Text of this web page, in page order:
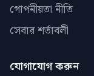
গোপনীয়তা নীতি
সেবার শর্তাবলী
যোগাযোগ করুন